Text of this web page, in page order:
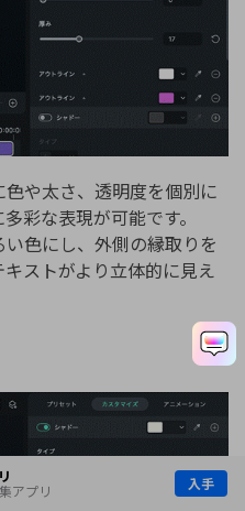
アプリ
入手
や太さ、透明度を個別に
彩な表現が可能です。
色にし、外側の縁取りを
ストがより立体的に見え